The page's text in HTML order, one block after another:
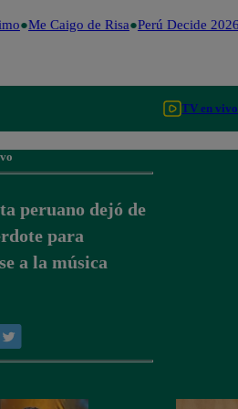
Me Caigo de Risa Perú Decide 2026
TV en vivo
peruano dejó de
para
a la música